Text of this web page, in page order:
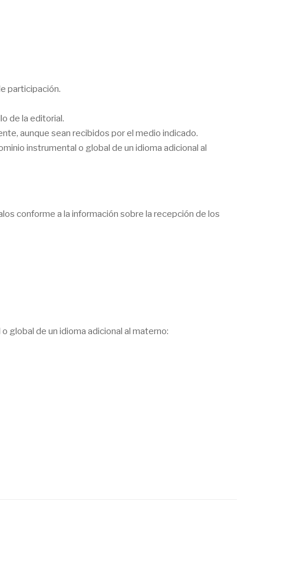
participación.
de la editorial.
aunque sean recibidos por el medio indicado.
instrumental o global de un idioma adicional al
conforme a la información sobre la recepción de los
de un idioma adicional al materno: